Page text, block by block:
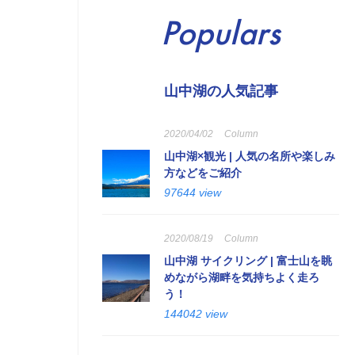
Populars
山中湖の人気記事
2020/04/02 Column
山中湖×観光 | 人気の名所や楽しみ
方などをご紹介
97644 view
2020/08/19 Column
山中湖 サイクリング | 富士山を眺
めながら湖畔を気持ちよく走ろ
う！
144042 view